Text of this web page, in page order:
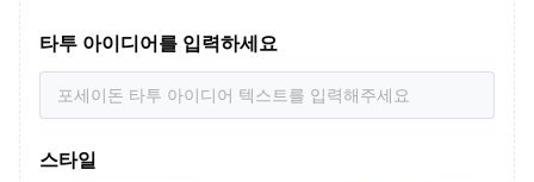
타투 아이디어를 입력하세요
스타일